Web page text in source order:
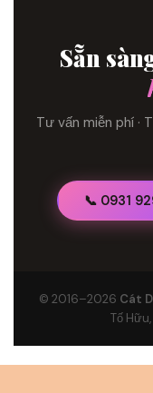
Sẵn
Tư vấn miễn phí ·
📞 0931
© 2016–2026 Cát
Tố